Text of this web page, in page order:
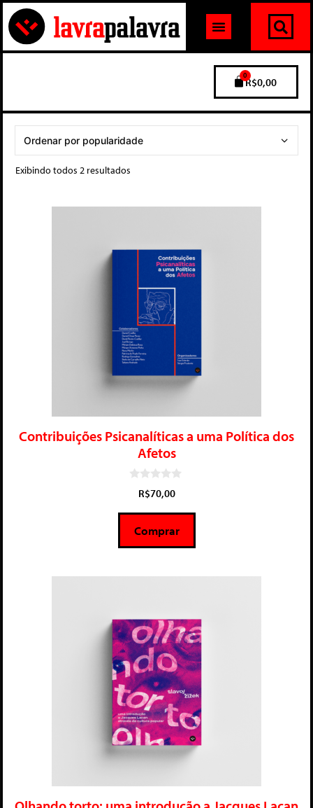
R$0,00
0
Exibindo todos 2 resultados
Contribuições Psicanalíticas a uma Política dos
Afetos
5
R$70,00
Comprar